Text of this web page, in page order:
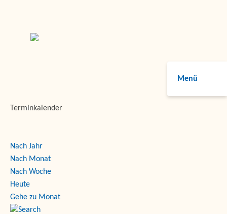
Menü
Terminkalender
Nach Jahr
Nach Monat
Nach Woche
Heute
Gehe zu Monat